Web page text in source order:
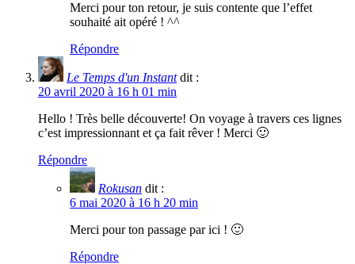
Merci pour ton retour, je suis contente que l’effet
souhaité ait opéré ! ^^
Répondre
Le Temps d'un Instant dit :
20 avril 2020 à 16 h 01 min
Hello ! Très belle découverte! On voyage à travers ces lignes
c’est impressionnant et ça fait rêver ! Merci 🙂
Répondre
Rokusan dit :
6 mai 2020 à 16 h 20 min
Merci pour ton passage par ici ! 🙂
Répondre